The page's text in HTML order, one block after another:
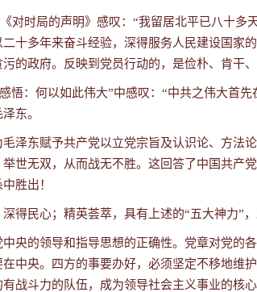
对时局的声明》感叹：“我留居北平已八十
十多年来奋斗经验，深得服务人民建设国家
的政府。反映到党员行动的，是俭朴、肯干、
悟：何以如此伟大”中感叹：“中共之伟大首
东。
泽东赋予共产党以立党宗旨及认识论、方法
世无双，从而战无不胜。这回答了中国共产
胜出！
深得民心；精英荟萃，具有上述的“五大神力”
央的领导和指导思想的正确性。党章对党的
中央。四方的事要办好，必须坚定不移地维
战斗力的队伍，成为领导社会主义事业的核